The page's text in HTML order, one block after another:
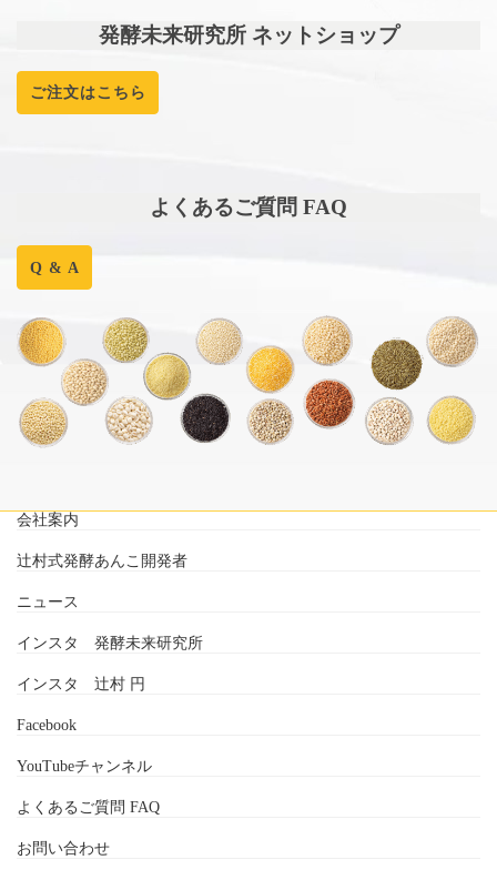
発酵未来研究所 ネットショップ
ご注文はこちら
よくあるご質問 FAQ
Q & A
会社案内
辻村式発酵あんこ開発者
ニュース
インスタ 発酵未来研究所
インスタ 辻村 円
Facebook
YouTubeチャンネル
よくあるご質問 FAQ
お問い合わせ